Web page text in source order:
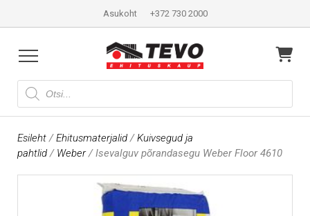
Asukoht +372 730 2000
Products
search
Esileht/Ehitusmaterjalid/Kuivsegud ja
pahtlid/ Weber/ Isevalguv põrandasegu Weber Floor 4610